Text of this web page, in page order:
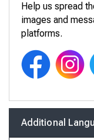
Help us spread
images and
platforms.
Additional